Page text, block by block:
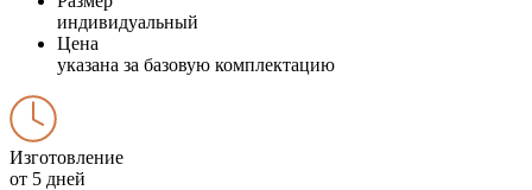
индивидуальный
Цена
указана за базовую комплектацию
Изготовление
от 5 дней